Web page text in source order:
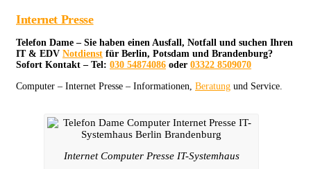
Internet Presse
Telefon Dame – Sie haben einen Ausfall, Notfall und suchen Ihren
IT & EDV Notdienst für Berlin, Potsdam und Brandenburg?
Sofort Kontakt – Tel: 030 54874086 oder 03322 8509070
Computer – Internet Presse – Informationen, Beratung und Service.
Internet Computer Presse IT-Systemhaus